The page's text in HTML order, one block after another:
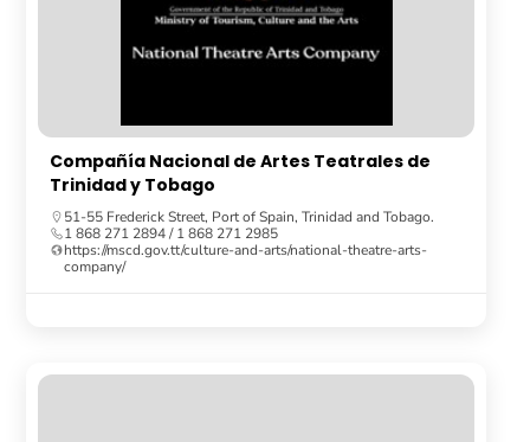
Compañía Nacional de Artes Teatrales de
Trinidad y Tobago
51-55 Frederick Street, Port of Spain, Trinidad and Tobago.
1 868 271 2894 / 1 868 271 2985
https://mscd.gov.tt/culture-and-arts/national-theatre-arts-
company/